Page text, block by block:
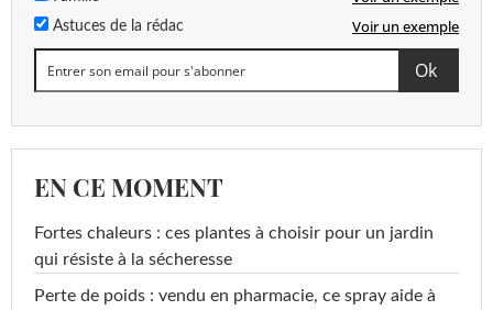
Astuces de la rédac Voir un exemple
EN CE MOMENT
Fortes chaleurs : ces plantes à choisir pour un jardin
qui résiste à la sécheresse
Perte de poids : vendu en pharmacie, ce spray aide à